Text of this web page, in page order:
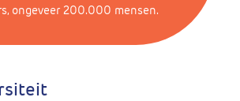
ongeveer 200.000 mensen.